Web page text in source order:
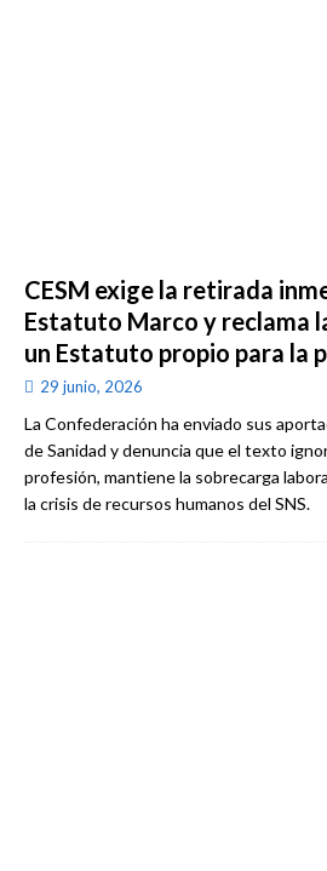
CESM exige la retirada
Estatuto Marco y reclama
un Estatuto propio para la
29 junio, 2026
La Confederación ha enviado sus
de Sanidad y denuncia que el texto
profesión, mantiene la sobrecarga
la crisis de recursos humanos del SNS.